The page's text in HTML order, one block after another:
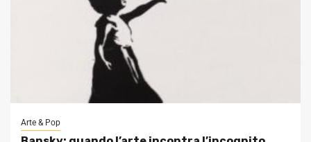
Arte & Pop